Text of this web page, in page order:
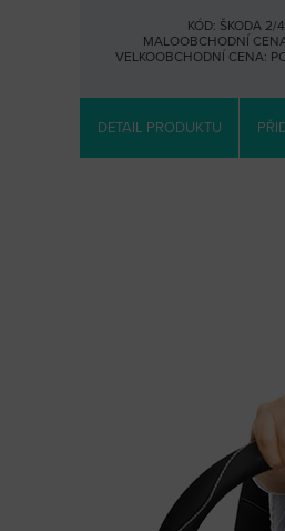
KÓD: ŠKODA 2/
MALOOBCHODNÍ
VELKOOBCHODNÍ CENA:
DETAIL PRODUKTU